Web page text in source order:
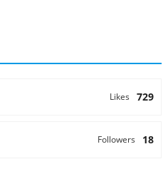
729
Likes
18
Followers